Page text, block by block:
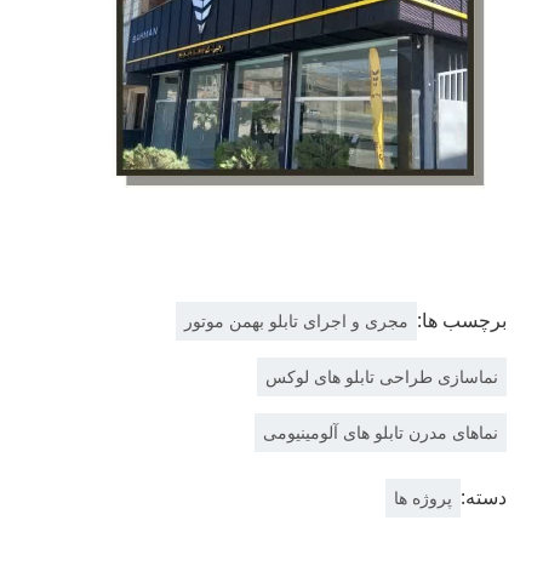
برچسب ها: مجری و اجرای تابلو بهمن موتور
نماسازی طراحی تابلو های لوکس
نماهای مدرن تابلو های آلومینیومی
دسته: پروژه ها